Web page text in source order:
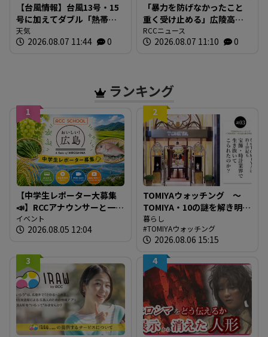
【台風情報】台風13号・15
号に加えてダブル「熱帯低
気圧」発生へ ※17日まで
の雨・風シミュレーション
天気
2026.08.07 11:44 0
「暴力を防げなかったこと
重く受け止める」広陵高校
野球部・中井哲之元監督が
会見で謝罪 退任後初めて
RCCニュース
2026.08.07 11:10 0
ランキング
1
【中学生レポーター大募集
📣】RCCアナウンサーと一緒
に「広島の食」の現場を取
材しよう！
イベント
2026.08.05 12:04
2
TOMIYAウォッチング ～
TOMIYA・10の謎を解き明か
す～ 謎03 「なぜTOMIYAは
約1世紀も宝飾・時計業界で
生き抜いてこられたの
か？」
暮らし
TOMIYAウォッチング
2026.08.06 15:15
3
4